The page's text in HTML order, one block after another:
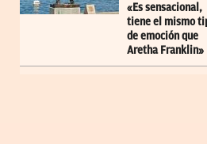
«Es sensacional,
tiene el mismo
de emoción que
Aretha Franklin»